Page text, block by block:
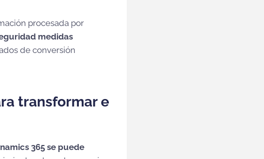
procesada por
medidas
de conversión
transformar e
365 se puede